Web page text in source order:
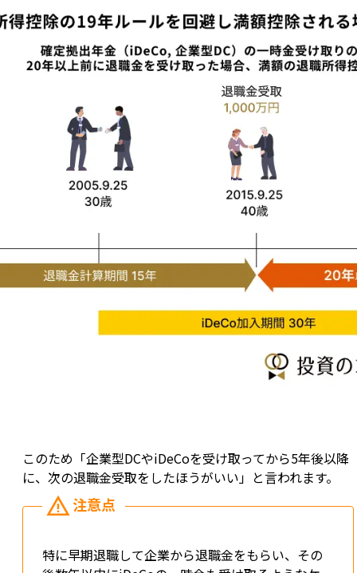
このため「企業型DCやiDeCoを受け取ってから5年後以降
に、次の退職金受取をしたほうがいい」と言われます。
特に早期退職して企業から退職金をもらい、その